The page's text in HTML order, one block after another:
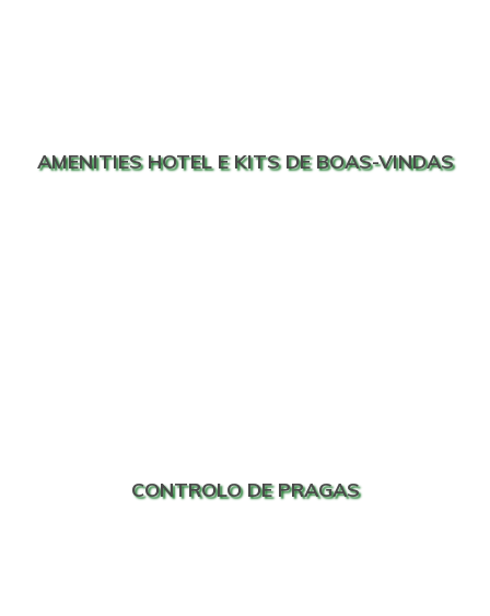
AMENITIES HOTEL E KITS DE BOAS-VINDAS
CONTROLO DE PRAGAS